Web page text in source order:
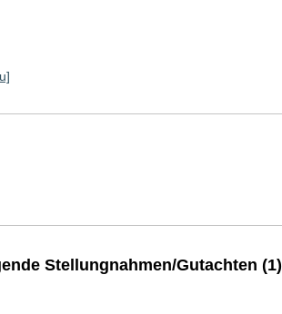
Stellungnahmen/Gutachten (1)